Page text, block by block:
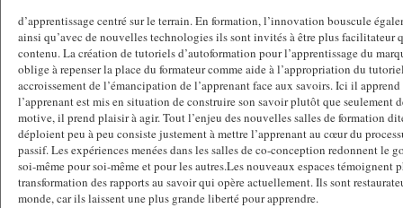
d’apprentissage centré sur le terrain. En formation, l’innovation bouscule
ainsi qu’avec de nouvelles technologies ils sont invités à être plus facilitateur
contenu. La création de tutoriels d’autoformation pour l’apprentissage du
oblige à repenser la place du formateur comme aide à l’appropriation du
accroissement de l’émancipation de l’apprenant face aux savoirs. Ici il
l’apprenant est mis en situation de construire son savoir plutôt que seulement
motive, il prend plaisir à agir. Tout l’enjeu des nouvelles salles de formation
déploient peu à peu consiste justement à mettre l’apprenant au cœur du
passif. Les expériences menées dans les salles de co-conception redonnent le
soi-même pour soi-même et pour les autres.Les nouveaux espaces témoignent
transformation des rapports au savoir qui opère actuellement. Ils sont
monde, car ils laissent une plus grande liberté pour apprendre.